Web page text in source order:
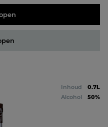
Inhoud
0.7L
Alcohol
50%